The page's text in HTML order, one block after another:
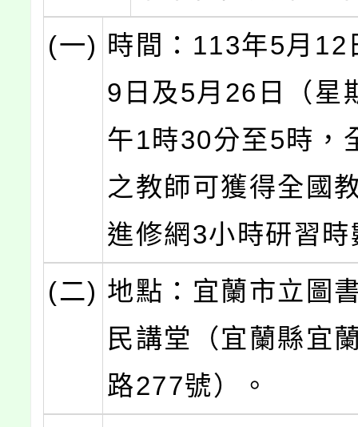
(一) 時間：113年5月12
9日及5月26日（星
午1時30分至5時，
之教師可獲得全國
進修網3小時研習時
(二) 地點：宜蘭市立圖
民講堂（宜蘭縣宜
路277號）。